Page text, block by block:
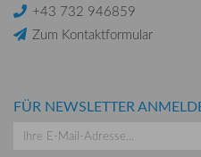
+43 732 946859
Zum Kontaktformular
FÜR NEWSLETTER